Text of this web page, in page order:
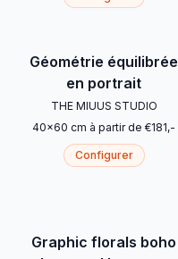
Géométrie équilibrée
en portrait
THE MIUUS STUDIO
40x60 cm à partir de €181,-
Configurer
Graphic florals boho